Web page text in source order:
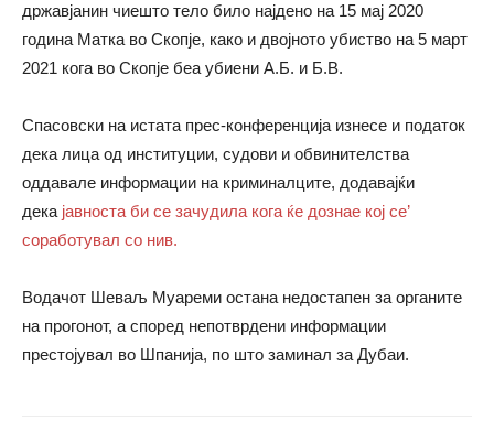
државјанин чиешто тело било најдено на 15 мај 2020
година Матка во Скопје, како и двојното убиство на 5 март
2021 кога во Скопје беа убиени А.Б. и Б.В.
Спасовски на истата прес-конференција изнесе и податок
дека лица од институции, судови и обвинителства
оддавале информации на криминалците, додавајќи
дека јавноста би се зачудила кога ќе дознае кој се’
соработувал со нив.
Водачот Шеваљ Муареми остана недостапен за органите
на прогонот, а според непотврдени информации
престојувал во Шпанија, по што заминал за Дубаи.